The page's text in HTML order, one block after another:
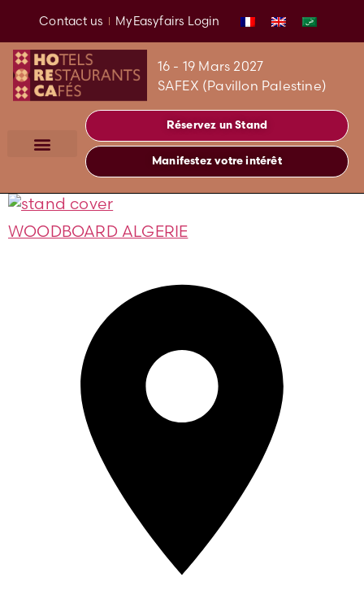
Contact us MyEasyfairs Login
16 - 19 Mars 2027
SAFEX (Pavillon Palestine)
Réservez un Stand
Manifestez votre intérêt
WOODBOARD ALGERIE